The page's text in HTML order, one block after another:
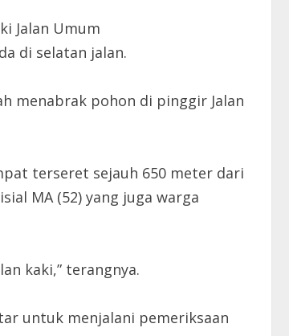
Jalan Umum
di selatan jalan.
menabrak pohon di pinggir Jalan
terseret sejauh 650 meter dari
MA (52) yang juga warga
kaki,” terangnya.
untuk menjalani pemeriksaan